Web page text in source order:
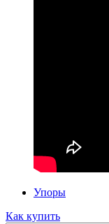
Упоры
Как купить